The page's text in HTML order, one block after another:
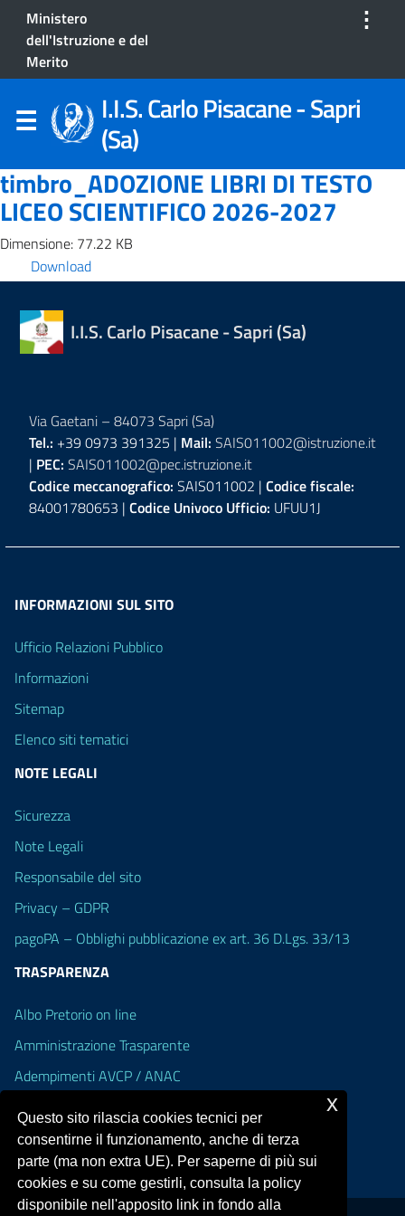
Ministero
dell'Istruzione e del
Merito
⋮
I.I.S. Carlo Pisacane - Sapri
(Sa)
timbro_ADOZIONE LIBRI DI TESTO
LICEO SCIENTIFICO 2026-2027
Dimensione: 77.22 KB
Download
I.I.S. Carlo Pisacane - Sapri (Sa)
Via Gaetani – 84073 Sapri (Sa)
Tel.: +39 0973 391325 | Mail: SAIS011002@istruzione.it
| PEC: SAIS011002@pec.istruzione.it
Codice meccanografico: SAIS011002 | Codice fiscale:
84001780653 | Codice Univoco Ufficio: UFUU1J
INFORMAZIONI SUL SITO
Ufficio Relazioni Pubblico
Informazioni
Sitemap
Elenco siti tematici
NOTE LEGALI
Sicurezza
Note Legali
Responsabile del sito
Privacy – GDPR
pagoPA – Obblighi pubblicazione ex art. 36 D.Lgs. 33/13
TRASPARENZA
Albo Pretorio on line
Amministrazione Trasparente
Adempimenti AVCP / ANAC
Dichiarazione di accessibilità
Questo sito rilascia cookies tecnici per
consentirne il funzionamento, anche di terza
parte (ma non extra UE). Per saperne di più sui
cookies e su come gestirli, consulta la policy
disponibile nell'apposito link in fondo alla
x